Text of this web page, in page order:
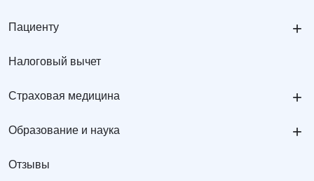
Пациенту +
Налоговый вычет
Страховая медицина +
Образование и наука +
Отзывы